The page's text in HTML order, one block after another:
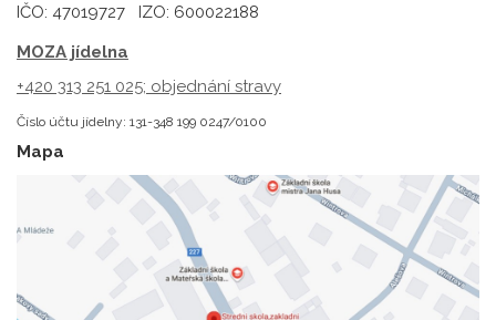
IČO: 47019727 IZO: 600022188
MOZA jídelna
+420 313 251 025; objednání stravy
Číslo účtu jídelny: 131-348 199 0247/0100
Mapa